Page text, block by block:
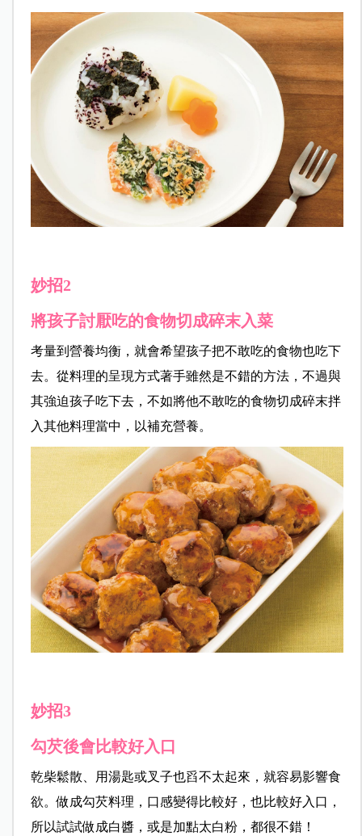
妙招2
將孩子討厭吃的食物切成碎末入菜
考量到營養均衡，就會希望孩子把不敢吃的食物也吃下
去。從料理的呈現方式著手雖然是不錯的方法，不過與
其強迫孩子吃下去，不如將他不敢吃的食物切成碎末拌
入其他料理當中，以補充營養。
妙招3
勾芡後會比較好入口
乾柴鬆散、用湯匙或叉子也舀不太起來，就容易影響食
欲。做成勾芡料理，口感變得比較好，也比較好入口，
所以試試做成白醬，或是加點太白粉，都很不錯！